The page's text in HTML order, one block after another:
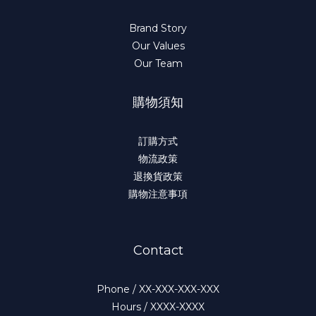
Brand Story
Our Values
Our Team
購物須知
訂購方式
物流政策
退換貨政策
購物注意事項
Contact
Phone / XX-XXX-XXX-XXX
Hours / XXXX-XXXX